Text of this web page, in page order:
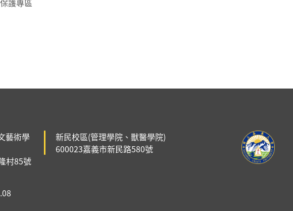
護專區
藝術學
村85號
新民校區(管理學院、獸醫學院)
600023嘉義市新民路580號